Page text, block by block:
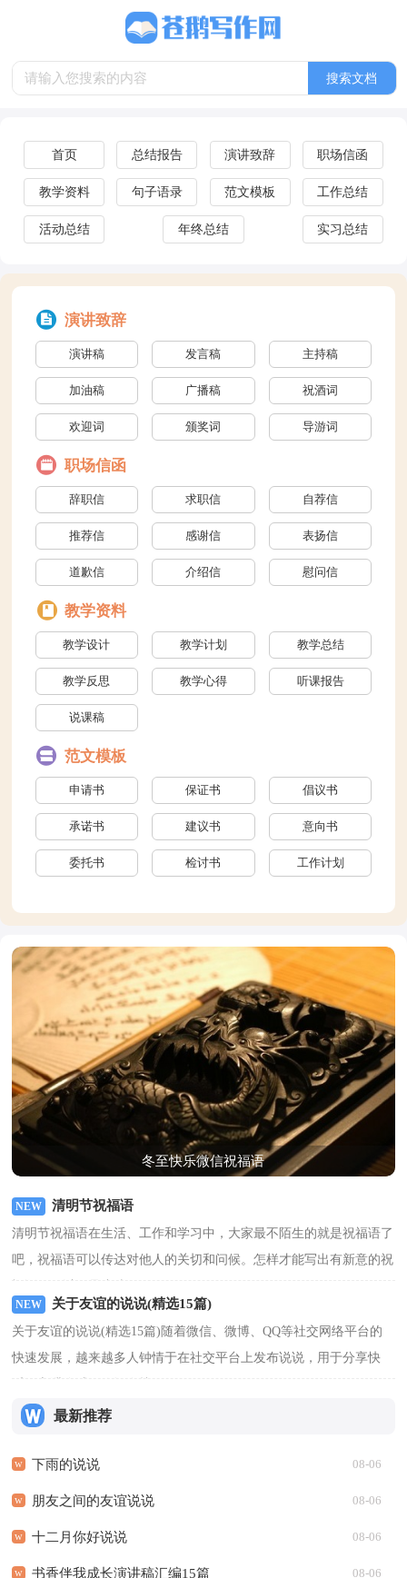
首页 总结报告 演讲致辞 职场信函
教学资料 句子语录 范文模板 工作总结
活动总结 年终总结 实习总结
演讲致辞
演讲稿 发言稿 主持稿
加油稿 广播稿 祝酒词
欢迎词 颁奖词 导游词
贺词
职场信函
辞职信 求职信 自荐信
推荐信 感谢信 表扬信
道歉信 介绍信 慰问信
检举信
教学资料
教学设计 教学计划 教学总结
教学反思 教学心得 听课报告
说课稿
范文模板
申请书 保证书 倡议书
承诺书 建议书 意向书
委托书 检讨书 工作计划
活动策划 思想汇报 心得体会
冬至快乐微信祝福语
清明节祝福语
清明节祝福语在生活、工作和学习中，大家最不陌生的就是祝福语了
吧，祝福语可以传达对他人的关切和问候。怎样才能写出有新意的祝
关于友谊的说说(精选15篇)
关于友谊的说说(精选15篇)随着微信、微博、QQ等社交网络平台的
快速发展，越来越多人钟情于在社交平台上发布说说，用于分享快
最新推荐
下雨的说说 08-06
朋友之间的友谊说说 08-06
十二月你好说说 08-06
书香伴我成长演讲稿汇编15篇 08-06